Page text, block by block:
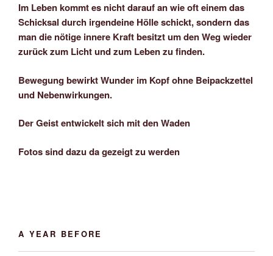
Im Leben kommt es nicht darauf an wie oft einem das
Schicksal durch irgendeine Hölle schickt, sondern das
man die nötige innere Kraft besitzt um den Weg wieder
zurück zum Licht und zum Leben zu finden.
Bewegung bewirkt Wunder im Kopf ohne Beipackzettel
und Nebenwirkungen.
Der Geist entwickelt sich mit den Waden
Fotos sind dazu da gezeigt zu werden
A YEAR BEFORE